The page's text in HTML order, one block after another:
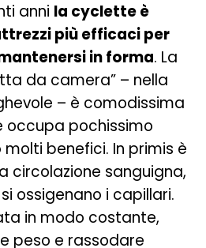
anni la cyclette è
più efficaci per
in forma. La
da camera” – nella
– è comodissima
occupa pochissimo
benefici. In primis è
circolazione sanguigna,
ossigenano i capillari.
in modo costante,
peso e rassodare